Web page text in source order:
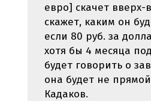
евро] скачет вверх-
скажет, каким он
если 80 руб. за
хотя бы 4 месяца
будет говорить о
она будет не
Кадаков.